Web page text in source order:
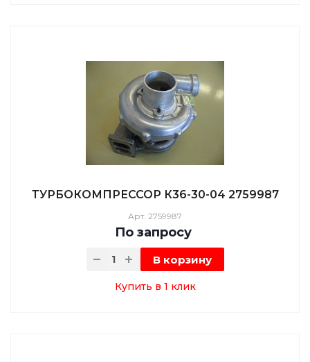
ТУРБОКОМПРЕССОР К36-30-04 2759987
Арт. 2759987
По запросу
В корзину
Купить в 1 клик